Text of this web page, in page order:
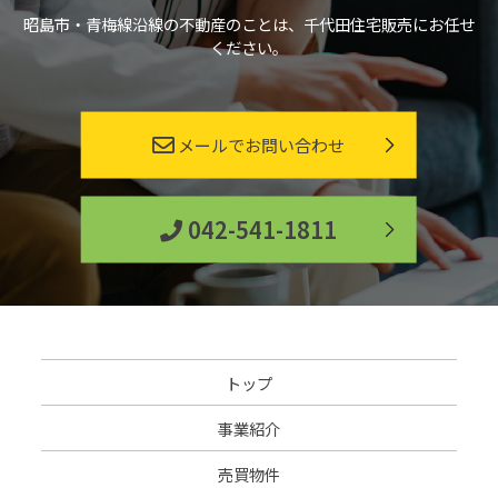
昭島市・青梅線沿線の不動産のことは、千代田住宅販売にお任せ
ください。
メールでお問い合わせ
042-541-1811
トップ
事業紹介
売買物件